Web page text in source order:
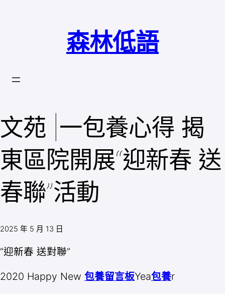
森林低語
文苑 |一包養心得 揭
東區院開展“迎新春 送
春聯”活動
2025 年 5 月 13 日
“迎新春 送對聯”
2020 Happy New 包養留言板Yea包養r